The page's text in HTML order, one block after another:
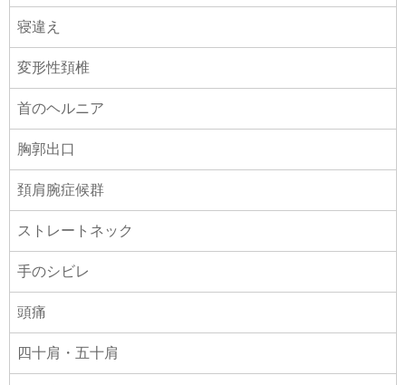
寝違え
変形性頚椎
首のヘルニア
胸郭出口
頚肩腕症候群
ストレートネック
手のシビレ
頭痛
四十肩・五十肩